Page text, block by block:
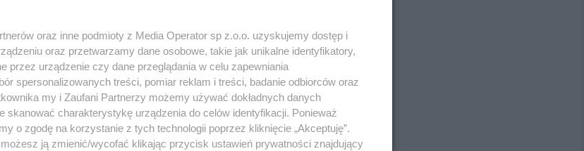
Twojemiasto
Piekary Śląskie
Chorzów
Tarnowskie Góry
Ruda Śląska
Świętochłowice
Tychy
Bytom
Katowice
Gliwice
Skontakuj sięz nami
Kontakt
Wydawca
Redakcja
Reklama
oraz inne podmioty z Media Operator sp z.o.o. uzyskujemy dostęp i
oraz przetwarzamy dane osobowe, takie jak unikalne identyfikatory,
przez urządzenie czy dane przeglądania w celu zapewniania
spersonalizowanych treści, pomiar reklam i treści, badanie odbiorców oraz
my i Zaufani Partnerzy możemy używać dokładnych danych
skanować charakterystykę urządzenia do celów identyfikacji. Ponieważ
o zgodę na korzystanie z tych technologii poprzez kliknięcie „Akceptuję”.
ją zmienić/wycofać klikając przycisk ustawień prywatności znajdujący